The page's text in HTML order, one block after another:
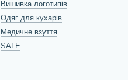
Вишивка логотипів
Одяг для кухарів
Медичне взуття
SALE